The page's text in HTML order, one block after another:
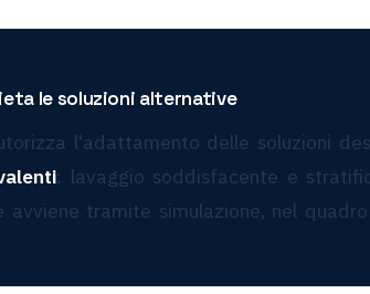
le soluzioni alternative
l'adattamento delle soluzioni
: lavaggio soddisfacente e
avviene tramite simulazione, nel